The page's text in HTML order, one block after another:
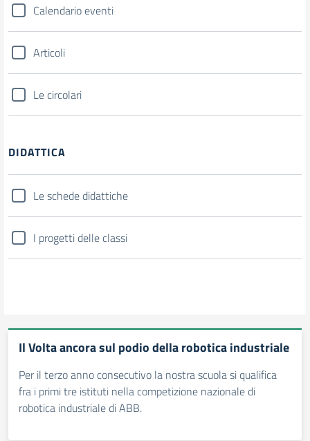
Calendario eventi
Articoli
Le circolari
DIDATTICA
Le schede didattiche
I progetti delle classi
Il Volta ancora sul podio della robotica industriale
Per il terzo anno consecutivo la nostra scuola si qualifica
fra i primi tre istituti nella competizione nazionale di
robotica industriale di ABB.